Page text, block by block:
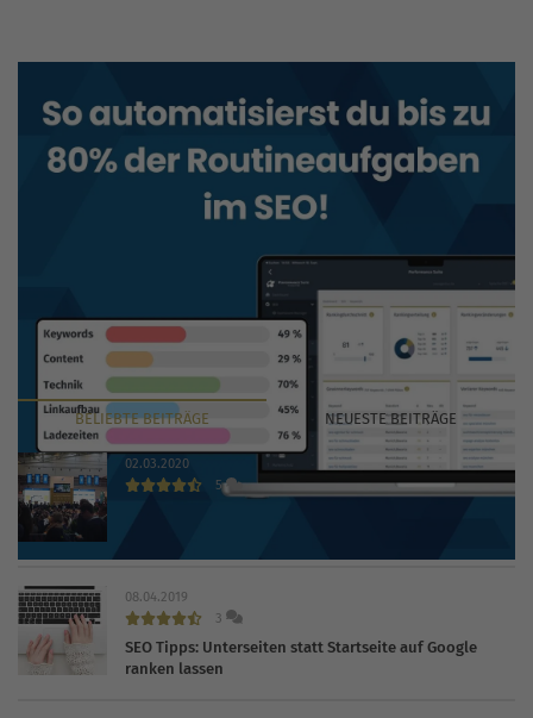
BELIEBTEBEITRÄGE NEUESTEBEITRÄGE
02.03.2020
5
08.04.2019
3
SEO Tipps: Unterseiten statt Startseite auf Google
ranken lassen